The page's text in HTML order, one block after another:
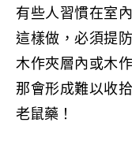
有些人習慣在室
這樣做，必須提
木作夾層內或木
那會形成難以收
老鼠藥！